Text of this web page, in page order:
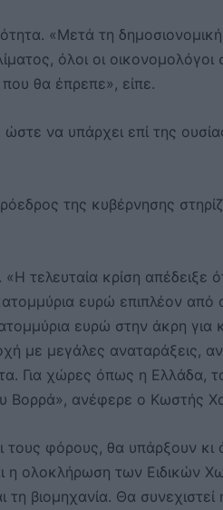
«Μετά τη δημοσιονομική
όλοι οι
θα έπρεπε», είπε.
να υπάρχει επί της
της κυβέρνησης
τελευταία κρίση απέδειξε
ευρώ επιπλέον
ευρώ στην άκρη
με μεγάλες αναταράξεις,
Για χώρες όπως η Ελλάδα,
Βορρά», ανέφερε ο Κωστής
φόρους, θα υπάρξουν κι
ολοκλήρωση των Ειδικών
βιομηχανία. Θα